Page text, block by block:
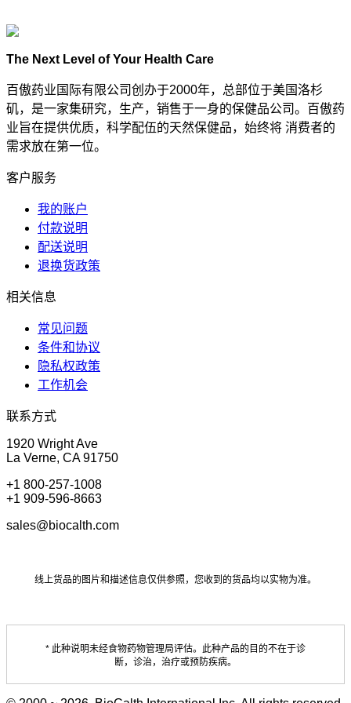
The Next Level of Your Health Care
百傲药业国际有限公司创办于2000年，总部位于美国洛杉
矶，是一家集研究，生产，销售于一身的保健品公司。百傲药
业旨在提供优质，科学配伍的天然保健品，始终将 消费者的
需求放在第一位。
客户服务
我的账户
付款说明
配送说明
退换货政策
相关信息
常见问题
条件和协议
隐私权政策
工作机会
联系方式
1920 Wright Ave
La Verne, CA 91750
+1 800-257-1008
+1 909-596-8663
sales@biocalth.com
线上货品的图片和描述信息仅供参照，您收到的货品均以实物为准。
* 此种说明未经食物药物管理局评估。此种产品的目的不在于诊
断，诊治，治疗或预防疾病。